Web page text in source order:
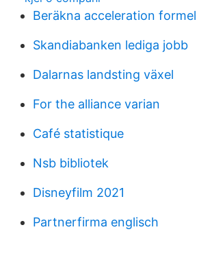
Beräkna acceleration formel
Skandiabanken lediga jobb
Dalarnas landsting växel
For the alliance varian
Café statistique
Nsb bibliotek
Disneyfilm 2021
Partnerfirma englisch